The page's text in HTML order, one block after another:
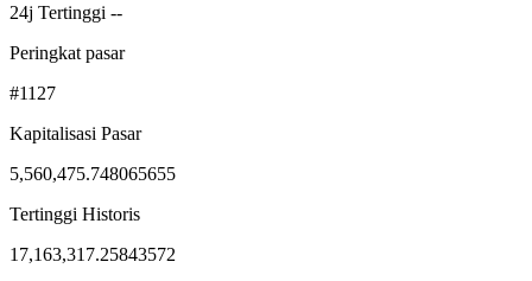
24j Tertinggi --
Peringkat pasar
#1127
Kapitalisasi Pasar
5,560,475.748065655
Tertinggi Historis
17,163,317.25843572